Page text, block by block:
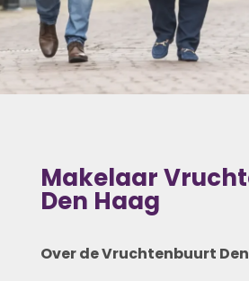
Makelaar
Den Haag
Over de Vruchtenbuurt